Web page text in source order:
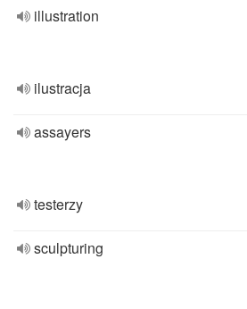
illustration
ilustracja
assayers
testerzy
sculpturing